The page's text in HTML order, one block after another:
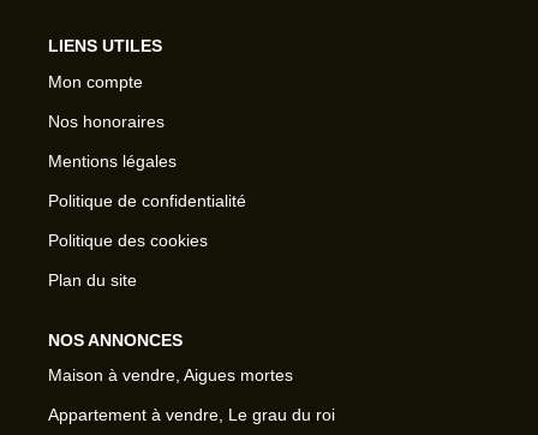
LIENS UTILES
Mon compte
Nos honoraires
Mentions légales
Politique de confidentialité
Politique des cookies
Plan du site
NOS ANNONCES
Maison à vendre, Aigues mortes
Appartement à vendre, Le grau du roi